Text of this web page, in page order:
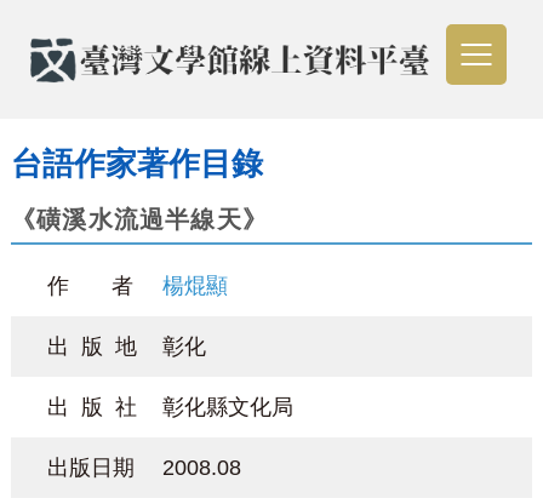
台語作家著作目錄
《磺溪水流過半線天》
作 者 楊焜顯
出 版 地 彰化
出 版 社 彰化縣文化局
出版日期 2008.08